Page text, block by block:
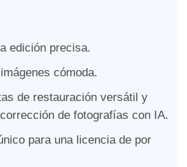
edición precisa.
cómoda.
de restauración versátil y
de fotografías con IA.
para una licencia de por